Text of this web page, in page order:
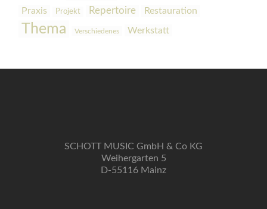
Praxis Projekt Repertoire Restauration
Thema Verschiedenes Werkstatt
SCHOTT MUSIC GmbH & Co KG
Weihergarten 5
D-55116 Mainz